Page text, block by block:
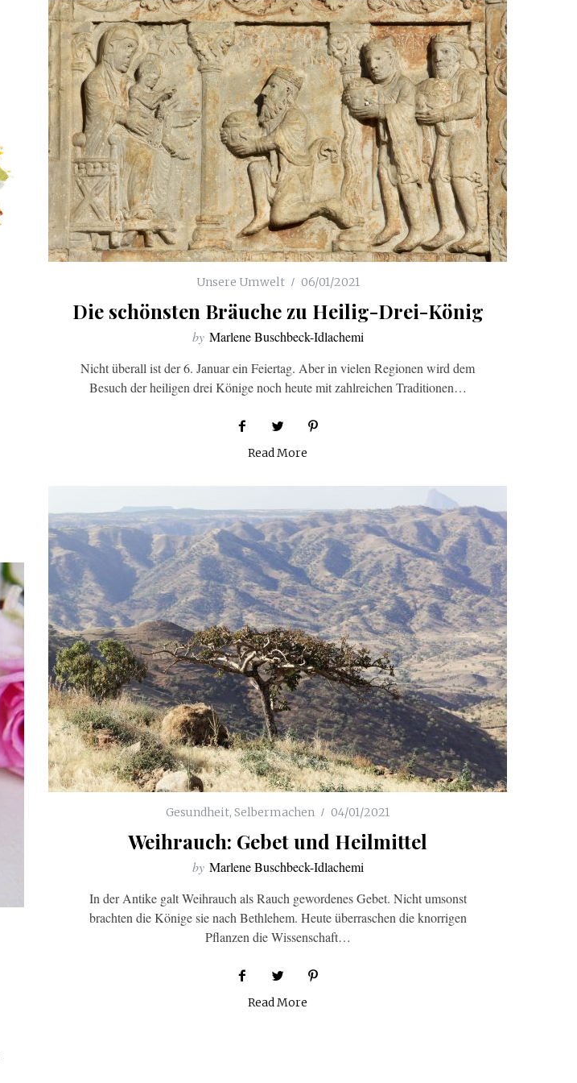
Unsere Umwelt 06/01/2021
Die schönsten Bräuche zu Heilig-Drei-König
by Marlene Buschbeck-Idlachemi
Nicht überall ist der 6. Januar ein Feiertag. Aber in vielen Regionen wird dem
Besuch der heiligen drei Könige noch heute mit zahlreichen Traditionen…
Read More
Gesundheit, Selbermachen 04/01/2021
Weihrauch: Gebet und Heilmittel
by Marlene Buschbeck-Idlachemi
In der Antike galt Weihrauch als Rauch gewordenes Gebet. Nicht umsonst
brachten die Könige sie nach Bethlehem. Heute überraschen die knorrigen
Pflanzen die Wissenschaft…
Read More